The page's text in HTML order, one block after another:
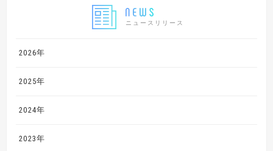
ニュースリリース
2026年
2025年
2024年
2023年